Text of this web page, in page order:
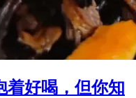
着好喝，但你知